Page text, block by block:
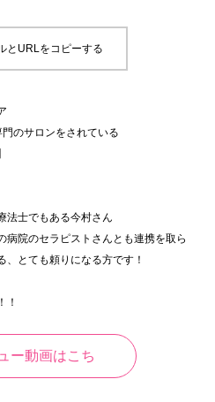
とURLをコピーする
のサロンをされている
法士でもある今村さん
病院のセラピストさんとも連携を取ら
とても頼りになる方です！
！
ー動画はこち